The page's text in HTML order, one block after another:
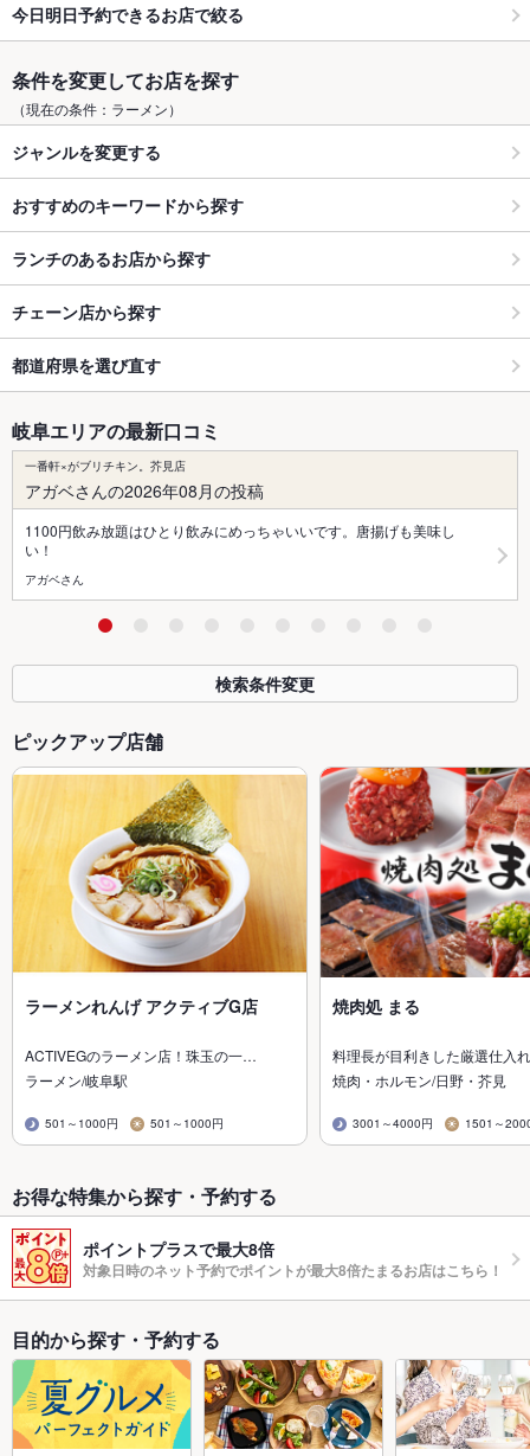
今日明日予約できるお店で絞る
条件を変更してお店を探す
（現在の条件：ラーメン）
ジャンルを変更する
おすすめのキーワードから探す
ランチのあるお店から探す
チェーン店から探す
都道府県を選び直す
岐阜エリアの最新口コミ
一番軒×がブリチキン。芥見店
アガベさんの2026年08月の投稿
1100円飲み放題はひとり飲みにめっちゃいいです。唐揚げも美味し
い！
アガベさん
検索条件変更
ピックアップ店舗
ラーメンれんげ アクティブG店
ACTIVEGのラーメン店！珠玉の一…
ラーメン/岐阜駅
501～1000円 501～1000円
焼肉処 まる
料理長が目利きした厳選仕入
焼肉・ホルモン/日野・芥見
3001～4000円 1501～
お得な特集から探す・予約する
ポイントプラスで最大8倍
対象日時のネット予約でポイントが最大8倍たまるお店はこちら！
目的から探す・予約する